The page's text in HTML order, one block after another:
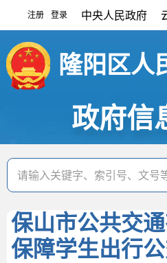
注册 登录 中央人民政府
隆阳区人
政府信
保山市公共交
保障学生出行